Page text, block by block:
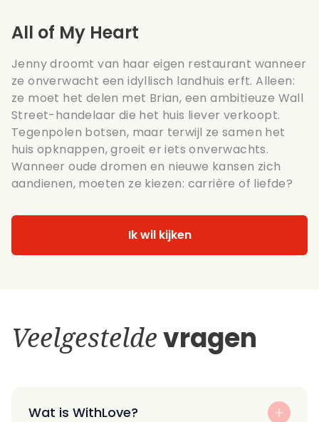
All of My Heart
Jenny droomt van haar eigen restaurant wanneer
ze onverwacht een idyllisch landhuis erft. Alleen:
ze moet het delen met Brian, een ambitieuze Wall
Street-handelaar die het huis liever verkoopt.
Tegenpolen botsen, maar terwijl ze samen het
huis opknappen, groeit er iets onverwachts.
Wanneer oude dromen en nieuwe kansen zich
aandienen, moeten ze kiezen: carrière of liefde?
Ik wil kijken
Veelgesteldevragen
Wat is WithLove?